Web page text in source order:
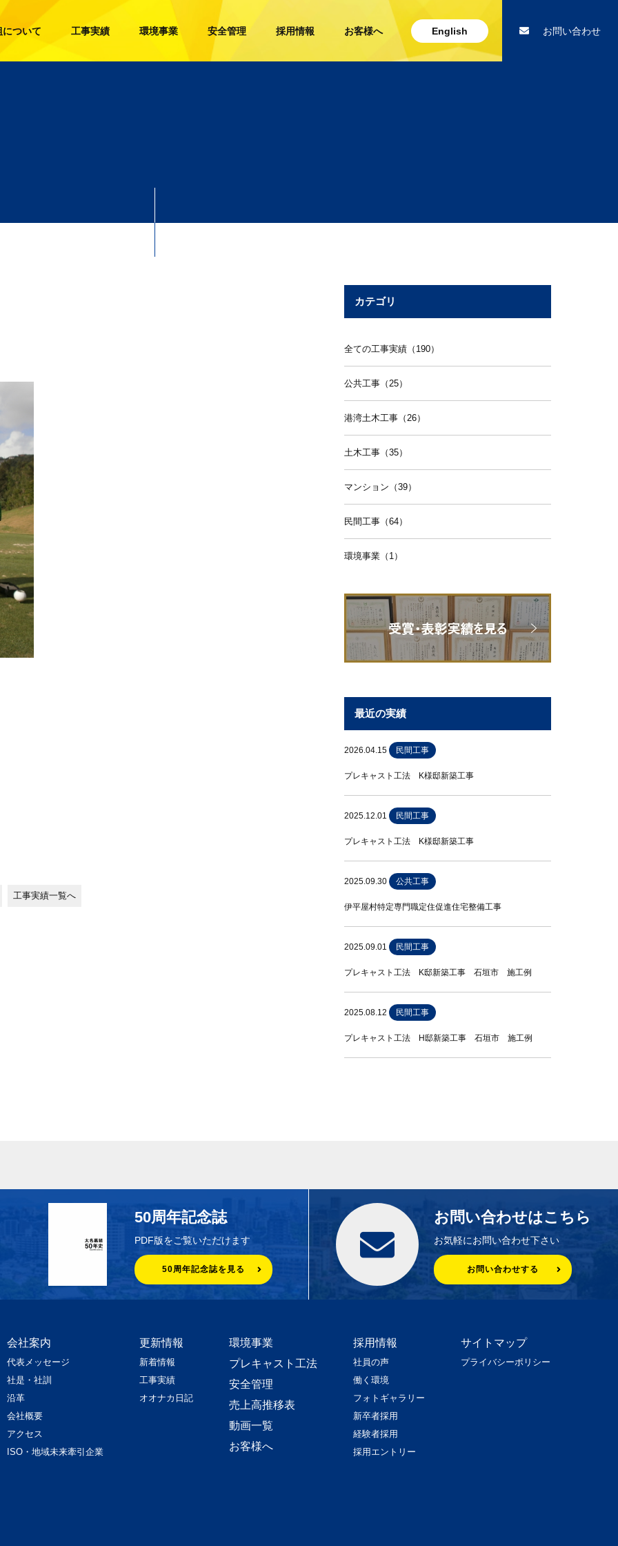
ついて 工事実績 環境事業 安全管理 採用情報 お客様へ English お問い合わせ
工事実績一覧へ
カテゴリ
全ての工事実績（190）
公共工事（25）
港湾土木工事（26）
土木工事（35）
マンション（39）
民間工事（64）
環境事業（1）
最近の実績
2026.04.15 民間工事
プレキャスト工法 K様邸新築工事
2025.12.01 民間工事
プレキャスト工法 K様邸新築工事
2025.09.30 公共工事
伊平屋村特定専門職定住促進住宅整備工事
2025.09.01 民間工事
プレキャスト工法 K邸新築工事 石垣市 施工例
2025.08.12 民間工事
プレキャスト工法 H邸新築工事 石垣市 施工例
50周年記念誌
PDF版をご覧いただけます
50周年記念誌を見る
お問い合わせはこちら
お気軽にお問い合わせ下さい
お問い合わせする
会社案内
代表メッセージ
社是・社訓
沿革
会社概要
アクセス
ISO・地域未来牽引企業
更新情報
新着情報
工事実績
オオナカ日記
環境事業
プレキャスト工法
安全管理
売上高推移表
動画一覧
お客様へ
採用情報
社員の声
働く環境
フォトギャラリー
新卒者採用
経験者採用
採用エントリー
サイトマップ
プライバシーポリシー